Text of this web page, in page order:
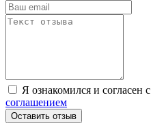
Я ознакомился и согласен с
соглашением
Оставить отзыв